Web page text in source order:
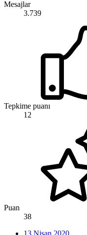
Mesajlar
3.739
Tepkime puanı
12
Puan
38